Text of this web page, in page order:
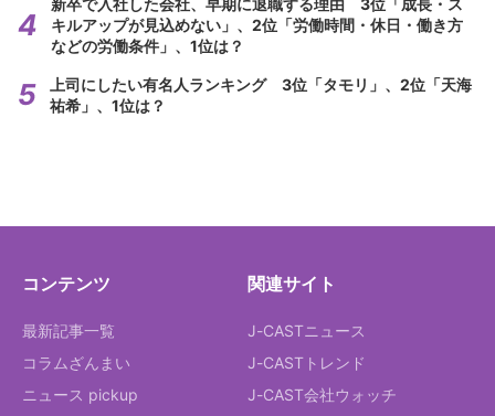
新卒で入社した会社、早期に退職する理由 3位「成長・ス
キルアップが見込めない」、2位「労働時間・休日・働き方
などの労働条件」、1位は？
上司にしたい有名人ランキング 3位「タモリ」、2位「天海
祐希」、1位は？
コンテンツ
最新記事一覧
コラムざんまい
ニュース pickup
関連サイト
J-CASTニュース
J-CASTトレンド
J-CAST会社ウォッチ